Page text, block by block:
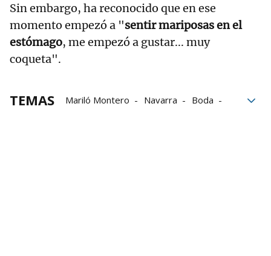
Sin embargo, ha reconocido que en ese
momento empezó a "sentir mariposas en el
estómago, me empezó a gustar... muy
coqueta".
TEMAS Mariló Montero Navarra
Boda